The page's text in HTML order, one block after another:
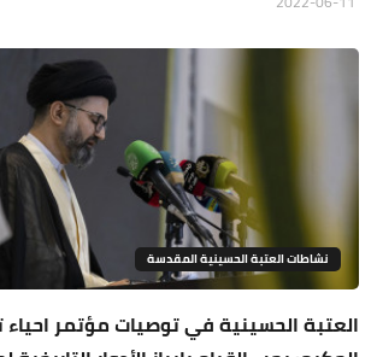
نشاطات العتبة الحسينية المقدسة
العتبة الحسينية في توصيات مؤتمر احياء